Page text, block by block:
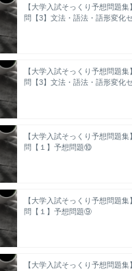
【大学入試そっくり予想問題
問【3】文法・語法・語形変化
【大学入試そっくり予想問題
問【3】文法・語法・語形変化
【大学入試そっくり予想問題
問【１】予想問題⑩
【大学入試そっくり予想問題
問【１】予想問題⑨
【大学入試そっくり予想問題